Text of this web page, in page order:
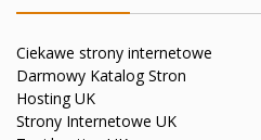
Ciekawe strony internetowe
Darmowy Katalog Stron
Hosting UK
Strony Internetowe UK